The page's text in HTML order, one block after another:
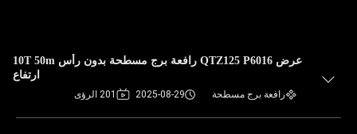
عرض QTZ125 P6016 رافعة برج مسطحة بدون رأس 10T 50m
ارتفاع
رافعة برج مسطحة 2025-08-29 201 الرؤى